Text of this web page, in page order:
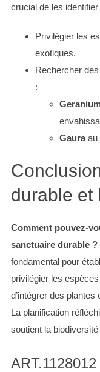
crucial de les
Privilégier les
exotiques.
Rechercher
:
Gauraau
durable et
Comment pouvez-
sanctuaire durable ?
fondamental pour
privilégier les
d’intégrer des plantes
La planification
soutient la
ART.1128012